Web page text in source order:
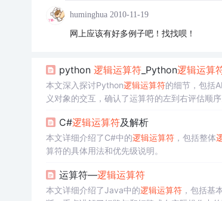
huminghua 2010-11-19
网上应该有好多例子吧！找找呗！
python 逻辑运算符_Python逻辑运算
本文深入探讨Python逻辑运算符的细节，包括
义对象的交互，确认了运算符的左到右评估顺序
C#逻辑运算符及解析
本文详细介绍了C#中的逻辑运算符，包括整体
算符的具体用法和优先级说明。
运算符—逻辑运算符
本文详细介绍了Java中的逻辑运算符，包括基